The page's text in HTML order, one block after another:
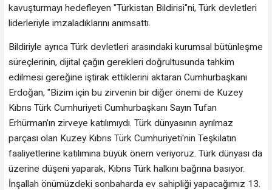
kavuşturmayı hedefleyen "Türkistan Bildirisi"ni, Türk devletleri
liderleriyle imzaladıklarını anımsattı.
Bildiriyle ayrıca Türk devletleri arasındaki kurumsal bütünleşme
süreçlerinin, dijital çağın gerekleri doğrultusunda tahkim
edilmesi gereğine iştirak ettiklerini aktaran Cumhurbaşkanı
Erdoğan, "Bizim için bu zirvenin bir diğer önemi de Kuzey
Kıbrıs Türk Cumhuriyeti Cumhurbaşkanı Sayın Tufan
Erhürman'ın zirveye katılımıydı. Türk dünyasının ayrılmaz
parçası olan Kuzey Kıbrıs Türk Cumhuriyeti'nin Teşkilatın
faaliyetlerine katılımına büyük önem veriyoruz. Türk dünyası da
üzerine düşeni yaparak, Kıbrıs Türk halkını bağrına basıyor.
İnşallah önümüzdeki sonbaharda ev sahipliği yapacağımız 13.